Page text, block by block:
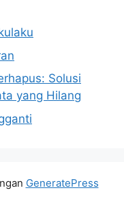
Solusi
yang Hilang
GeneratePress